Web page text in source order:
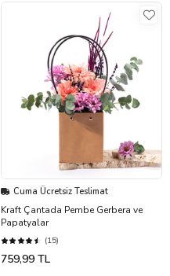
Cuma Ücretsiz Teslimat
Kraft Çantada Pembe Gerbera ve
Papatyalar
(15)
759,99 TL